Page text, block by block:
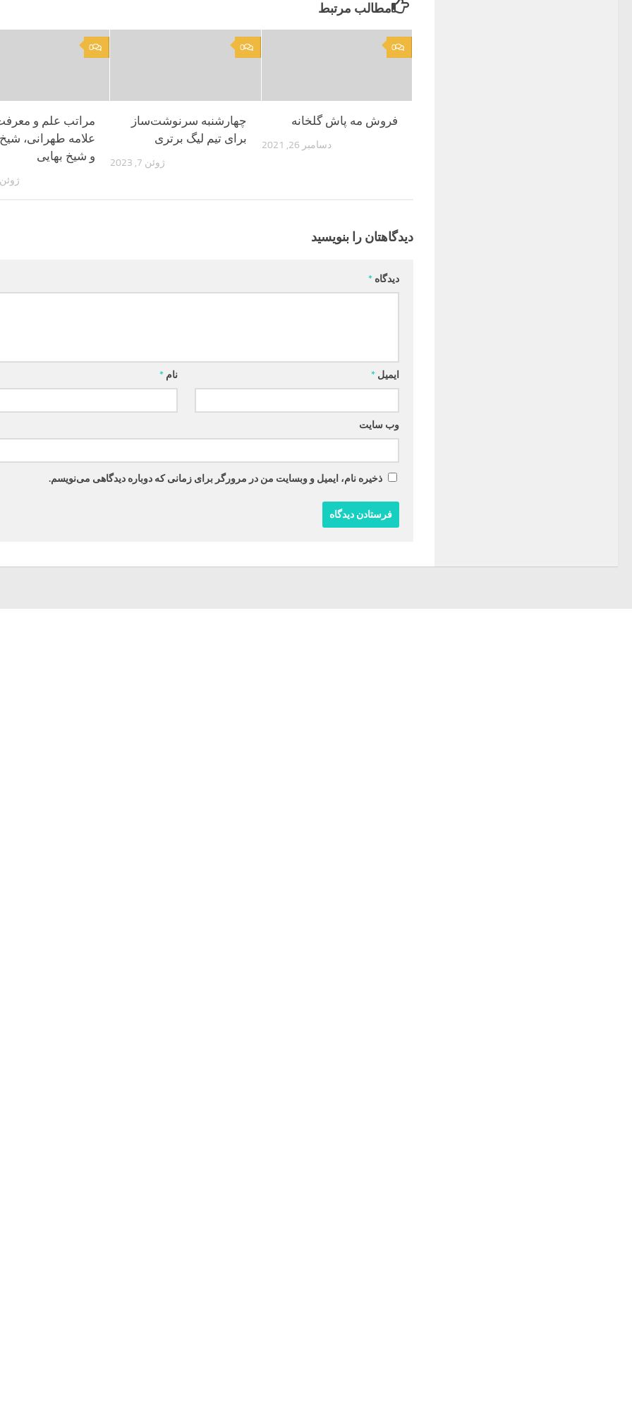
مطالب مرتبط
0
مراتب علم و
علامه طهرانی،
و شیخ بهایی
ژوئن 11,
0
چهارشنبه سرنوشت‌ساز
برای تیم لیگ برتری
ژوئن 7, 2023
0
فروش مه پاش گلخانه
دسامبر 26, 2021
دیدگاهتان را بنویسید
دیدگاه *
نام* ایمیل *
وب‌ سایت
ذخیره نام، ایمیل و وبسایت من در مرورگر برای زمانی که دوباره دیدگاهی می‌نویسم.